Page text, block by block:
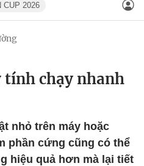
CUP 2026
tính chạy nhanh
nhỏ trên máy hoặc
phần cứng cũng có thể
hiệu quả hơn mà lại tiết